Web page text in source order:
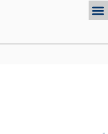
Menu